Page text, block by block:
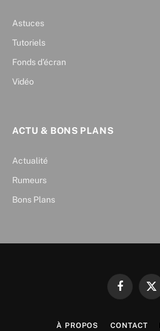
Astuces
Tutoriels
Fonds d’écran
Vidéo
ACTU & BONS PLANS
Actualité
Rumeurs
Bons Plans
FacebookX
À PROPOS CONTACT